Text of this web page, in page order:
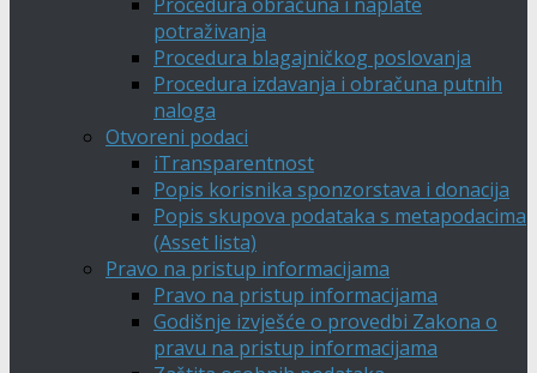
potraživanja
Procedura blagajničkog poslovanja
Procedura izdavanja i obračuna putnih
naloga
Otvoreni podaci
iTransparentnost
Popis korisnika sponzorstava i donacija
Popis skupova podataka s metapodacima
(Asset lista)
Pravo na pristup informacijama
Pravo na pristup informacijama
Godišnje izvješće o provedbi Zakona o
pravu na pristup informacijama